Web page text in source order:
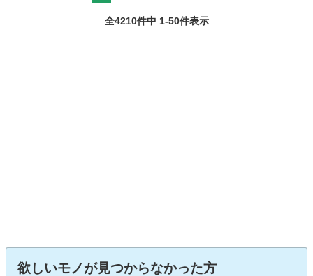
全4210件中 1-50件表示
欲しいモノが見つからなかった方